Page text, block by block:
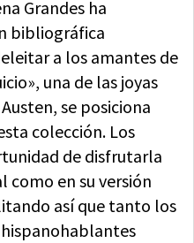
Grandes ha
bibliográfica
a los amantes de
una de las joyas
se posiciona
colección. Los
de disfrutarla
como en su versión
así que tanto los